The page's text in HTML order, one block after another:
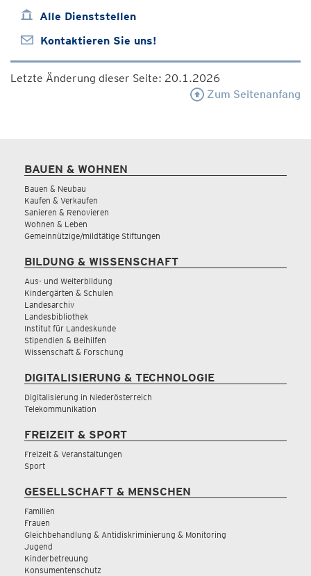
Alle Dienststellen
Kontaktieren Sie uns!
Letzte Änderung dieser Seite: 20.1.2026
Zum Seitenanfang
BAUEN & WOHNEN
Bauen & Neubau
Kaufen & Verkaufen
Sanieren & Renovieren
Wohnen & Leben
Gemeinnützige/mildtätige Stiftungen
BILDUNG & WISSENSCHAFT
Aus- und Weiterbildung
Kindergärten & Schulen
Landesarchiv
Landesbibliothek
Institut für Landeskunde
Stipendien & Beihilfen
Wissenschaft & Forschung
DIGITALISIERUNG & TECHNOLOGIE
Digitalisierung in Niederösterreich
Telekommunikation
FREIZEIT & SPORT
Freizeit & Veranstaltungen
Sport
GESELLSCHAFT & MENSCHEN
Familien
Frauen
Gleichbehandlung & Antidiskriminierung & Monitoring
Jugend
Kinderbetreuung
Konsumentenschutz